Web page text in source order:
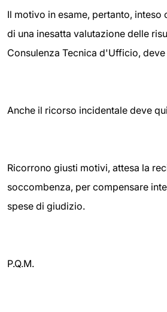
Il motivo in esame, pertanto,
di una inesatta valutazione delle
Consulenza Tecnica d'Ufficio,
Anche il ricorso incidentale deve
Ricorrono giusti motivi, attesa la
soccombenza, per compensare
spese di giudizio.
P.Q.M.